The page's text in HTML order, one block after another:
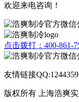
欢迎来电咨询！
点击拨打：400-861-
友情链接
版权所有 上海浩爽